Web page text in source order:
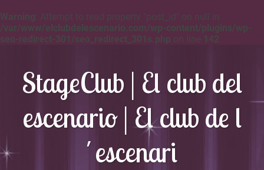
Warning : Attempt to read property "post_id" on null in
/var/www/elclubdelescenario.com/wp-content/plugins/wp-
seo-redirect-301/seo_redirect_301s.php on line 142
StageClub | El club del
escenario | El club de l
´escenari